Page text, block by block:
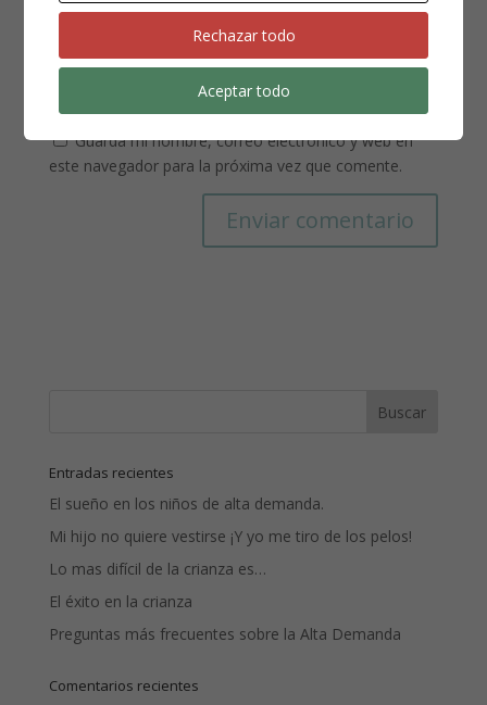
Guarda mi nombre, correo electrónico y web en
este navegador para la próxima vez que comente.
Entradas recientes
El sueño en los niños de alta demanda.
Mi hijo no quiere vestirse ¡Y yo me tiro de los pelos!
Lo mas difícil de la crianza es…
El éxito en la crianza
Preguntas más frecuentes sobre la Alta Demanda
Comentarios recientes
Rechazar todo
Aceptar todo